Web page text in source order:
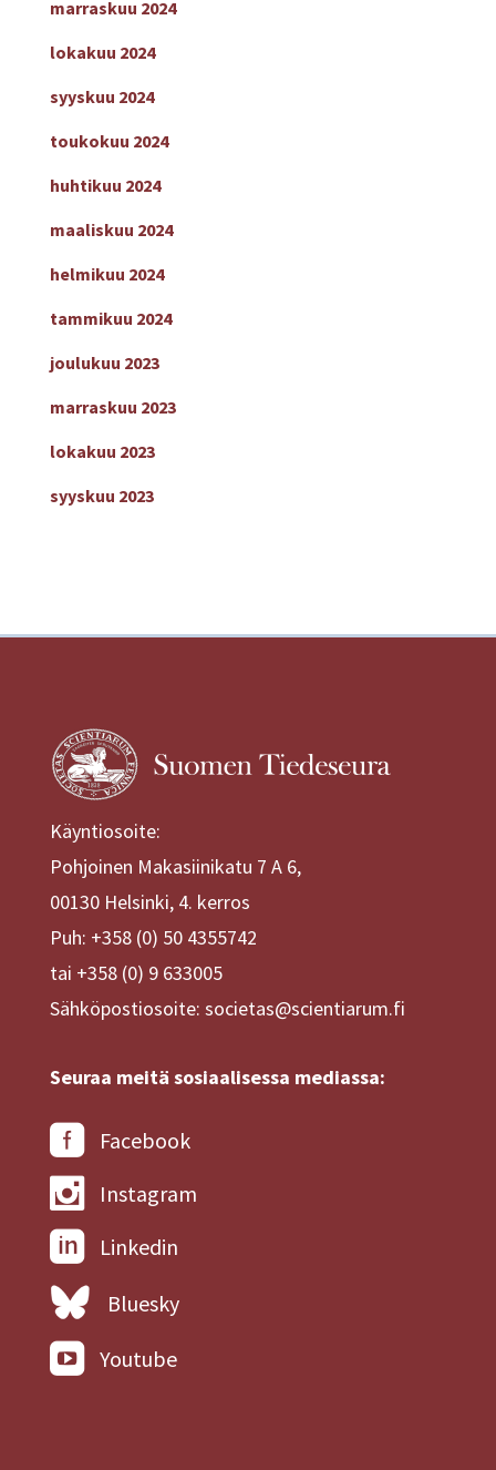
marraskuu 2024
lokakuu 2024
syyskuu 2024
toukokuu 2024
huhtikuu 2024
maaliskuu 2024
helmikuu 2024
tammikuu 2024
joulukuu 2023
marraskuu 2023
lokakuu 2023
syyskuu 2023
Käyntiosoite:
Pohjoinen Makasiinikatu 7 A 6,
00130 Helsinki, 4. kerros
Puh: +358 (0) 50 4355742
tai +358 (0) 9 633005
Sähköpostiosoite: societas@scientiarum.fi
Seuraa meitä sosiaalisessa mediassa:
Facebook
Instagram
Linkedin
Bluesky
Youtube